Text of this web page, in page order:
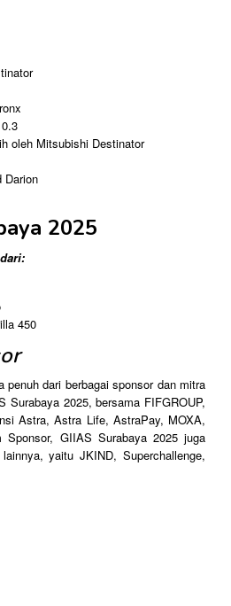
oleh Mitsubishi Destinator
Darion
2025
450
dari berbagai sponsor dan mitra
2025, bersama FIFGROUP,
Astra, Astra Life, AstraPay, MOXA,
GIIAS Surabaya 2025 juga
yaitu JKIND, Superchallenge,